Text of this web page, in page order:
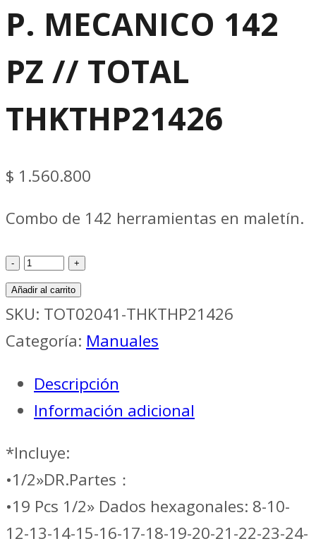
P. MECANICO 142
PZ // TOTAL
THKTHP21426
$ 1.560.800
Combo de 142 herramientas en maletín.
Juegos
Man
HERRAMIENTA
KIT
COPAS
+
P.
MECANICO
142
Añadir al carrito
SKU: TOT02041-THKTHP21426
Categoría: Manuales
Descripción
Información adicional
*Incluye:
•1/2»DR.Partes：
•19 Pcs 1/2» Dados hexagonales: 8-10-
12-13-14-15-16-17-18-19-20-21-22-23-24-